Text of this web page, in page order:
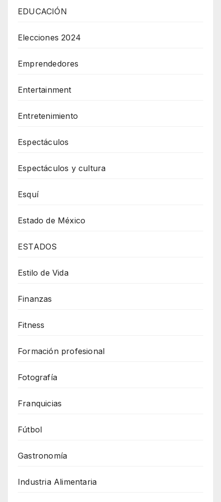
EDUCACIÓN
Elecciones 2024
Emprendedores
Entertainment
Entretenimiento
Espectáculos
Espectáculos y cultura
Esquí
Estado de México
ESTADOS
Estilo de Vida
Finanzas
Fitness
Formación profesional
Fotografía
Franquicias
Fútbol
Gastronomía
Industria Alimentaria